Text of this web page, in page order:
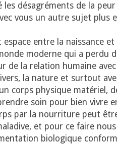
les désagréments de la
vous un autre sujet plus
entre la naissance
moderne qui a perdu
de la relation humaine
la nature et surtout
corps physique matériel,
soin pour bien vivre
par la nourriture peut
et pour ce faire
biologique